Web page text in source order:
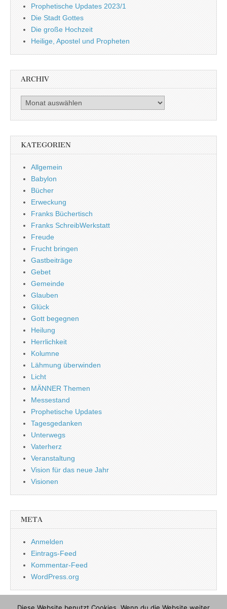
Prophetische Updates 2023/1
Die Stadt Gottes
Die große Hochzeit
Heilige, Apostel und Propheten
ARCHIV
Archiv
KATEGORIEN
Allgemein
Babylon
Bücher
Erweckung
Franks Büchertisch
Franks SchreibWerkstatt
Freude
Frucht bringen
Gastbeiträge
Gebet
Gemeinde
Glauben
Glück
Gott begegnen
Heilung
Herrlichkeit
Kolumne
Lähmung überwinden
Licht
MÄNNER Themen
Messestand
Prophetische Updates
Tagesgedanken
Unterwegs
Vaterherz
Veranstaltung
Vision für das neue Jahr
Visionen
META
Anmelden
Eintrags-Feed
Kommentar-Feed
WordPress.org